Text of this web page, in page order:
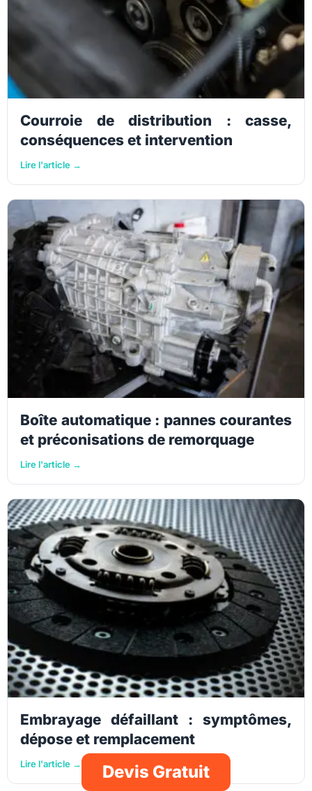
Courroie de distribution : casse,
conséquences et intervention
Lire l'article →
Boîte automatique : pannes courantes
et préconisations de remorquage
Lire l'article →
Embrayage défaillant : symptômes,
dépose et remplacement
Lire l'article → Devis Gratuit